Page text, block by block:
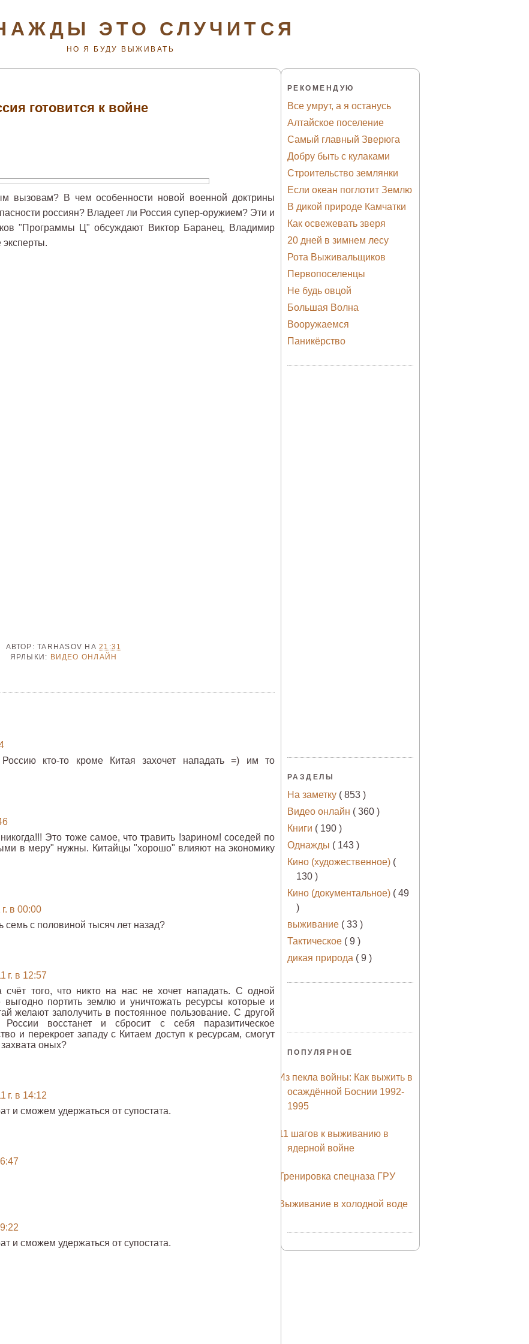
ЭТО СЛУЧИТСЯ
НО Я БУДУ ВЫЖИВАТЬ
готовится к войне
вызовам? В чем особенности новой военной доктрины
россиян? Владеет ли Россия супер-оружием? Эти и
"Программы Ц" обсуждают Виктор Баранец, Владимир
АВТОР:TARHASOV НА21:31
ЯРЛЫКИ: ВИДЕО ОНЛАЙН
кто-то кроме Китая захочет нападать =) им то
Это тоже самое, что травить !зарином! соседей по
в меру" нужны. Китайцы "хорошо" влияют на экономику
в 00:00
семь с половиной тысяч лет назад?
г. в 12:57
счёт того, что никто на нас не хочет нападать. С одной
выгодно портить землю и уничтожать ресурсы которые и
желают заполучить в постоянное пользование. С другой
восстанет и сбросит с себя паразитическое
и перекроет западу с Китаем доступ к ресурсам, смогут
оных?
г. в 14:12
и сможем удержаться от супостата.
и сможем удержаться от супостата.
РЕКОМЕНДУЮ
Все умрут, а я останусь
Алтайское поселение
Самый главный Зверюга
Добру быть с кулаками
Строительство землянки
Если океан поглотит Землю
В дикой природе Камчатки
Как освежевать зверя
20 дней в зимнем лесу
Рота Выживальщиков
Первопоселенцы
Не будь овцой
Большая Волна
Вооружаемся
Паникёрство
РАЗДЕЛЫ
На заметку ( 853 )
Видео онлайн ( 360 )
Книги ( 190 )
Однажды ( 143 )
Кино (художественное) (
130 )
Кино (документальное) ( 49
)
выживание ( 33 )
Тактическое ( 9 )
дикая природа ( 9 )
ПОПУЛЯРНОЕ
Из пекла войны: Как выжить в
осаждённой Боснии 1992-
1995
11 шагов к выживанию в
ядерной войне
Тренировка спецназа ГРУ
Выживание в холодной воде